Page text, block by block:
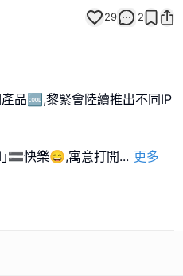
29 2
品🆒,黎緊會陸續推出不同IP
🟰快樂😄,寓意打開... 更多